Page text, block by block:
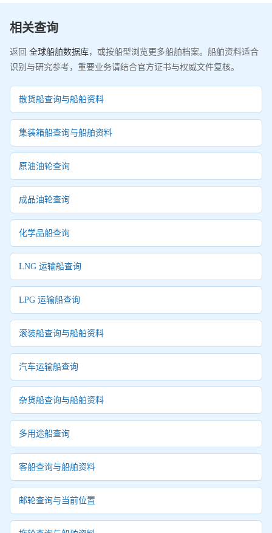
相关查询
返回 全球船舶数据库，或按船型浏览更多船舶档案。船舶资料适合
识别与研究参考，重要业务请结合官方证书与权威文件复核。
散货船查询与船舶资料
集装箱船查询与船舶资料
原油油轮查询
成品油轮查询
化学品船查询
LNG 运输船查询
LPG 运输船查询
滚装船查询与船舶资料
汽车运输船查询
杂货船查询与船舶资料
多用途船查询
客船查询与船舶资料
邮轮查询与当前位置